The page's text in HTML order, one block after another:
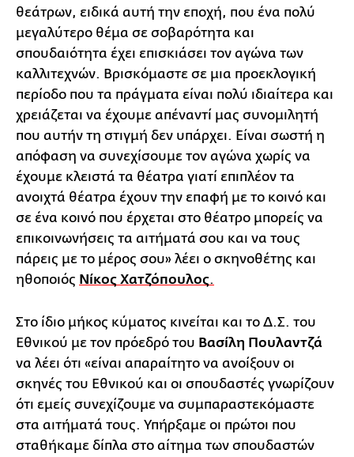
θεάτρων, ειδικά αυτή την εποχή, που ένα πολύ
μεγαλύτερο θέμα σε σοβαρότητα και
σπουδαιότητα έχει επισκιάσει τον αγώνα των
καλλιτεχνών. Βρισκόμαστε σε μια προεκλογική
περίοδο που τα πράγματα είναι πολύ ιδιαίτερα και
χρειάζεται να έχουμε απέναντί μας συνομιλητή
που αυτήν τη στιγμή δεν υπάρχει. Είναι σωστή η
απόφαση να συνεχίσουμε τον αγώνα χωρίς να
έχουμε κλειστά τα θέατρα γιατί επιπλέον τα
ανοιχτά θέατρα έχουν την επαφή με το κοινό και
σε ένα κοινό που έρχεται στο θέατρο μπορείς να
επικοινωνήσεις τα αιτήματά σου και να τους
πάρεις με το μέρος σου» λέει ο σκηνοθέτης και
ηθοποιός Νίκος Χατζόπουλος.
Στο ίδιο μήκος κύματος κινείται και το Δ.Σ. του
Εθνικού με τον πρόεδρό του Βασίλη Πουλαντζά
να λέει ότι «είναι απαραίτητο να ανοίξουν οι
σκηνές του Εθνικού και οι σπουδαστές γνωρίζουν
ότι εμείς συνεχίζουμε να συμπαραστεκόμαστε
στα αιτήματά τους. Υπήρξαμε οι πρώτοι που
σταθήκαμε δίπλα στο αίτημα των σπουδαστών